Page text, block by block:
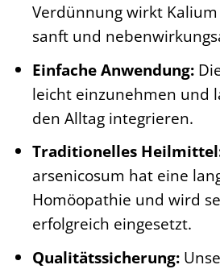
Verdünnung wirkt
sanft und
Einfache Anwendung:
leicht einzunehmen und
den Alltag integrieren.
Traditionelles
arsenicosum hat eine
Homöopathie und wird
erfolgreich eingesetzt.
Qualitätssicherung: